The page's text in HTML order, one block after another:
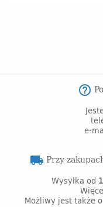
help_outline
e-
local_shipping Przy
Wysyłka od
Możliwy jest także